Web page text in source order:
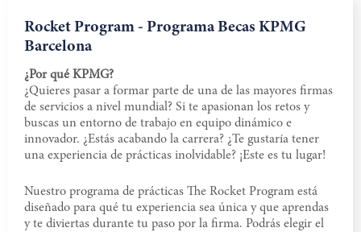
Rocket Program - Programa Becas KPMG
Barcelona
¿Por qué KPMG?
¿Quieres pasar a formar parte de una de las mayores firmas
de servicios a nivel mundial? Si te apasionan los retos y
buscas un entorno de trabajo en equipo dinámico e
innovador. ¿Estás acabando la carrera? ¿Te gustaría tener
una experiencia de prácticas inolvidable? ¡Este es tu lugar!
Nuestro programa de prácticas The Rocket Program está
diseñado para qué tu experiencia sea única y que aprendas
y te diviertas durante tu paso por la firma. Podrás elegir el